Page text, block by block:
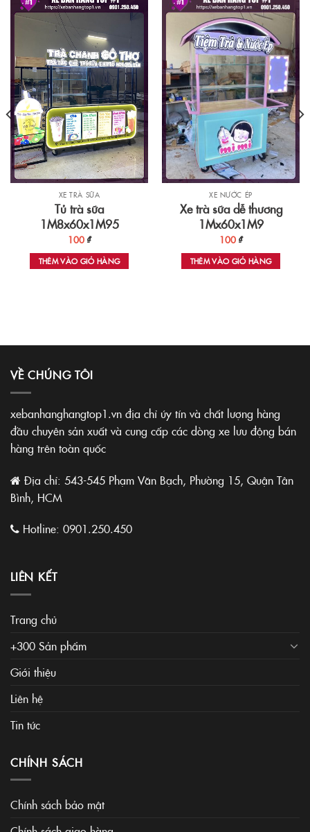
XE TRÀ SỮA
Tủ trà sữa
1M8x60x1M95
100 ₫
THÊM VÀO GIỎ HÀNG
XE NƯỚC ÉP
Xe trà sữa dễ thương
1Mx60x1M9
100 ₫
THÊM VÀO GIỎ HÀNG
VỀ CHÚNG TÔI
xebanhanghangtop1.vn địa chỉ úy tín và chất lượng hàng
đầu chuyên sản xuất và cung cấp các dòng xe lưu động bán
hàng trên toàn quốc
Địa chỉ: 543-545 Phạm Văn Bạch, Phường 15, Quận Tân
Bình, HCM
Hotline: 0901.250.450
LIÊN KẾT
Trang chủ
+300 Sản phẩm
Giới thiệu
Liên hệ
Tin tức
CHÍNH SÁCH
Chính sách bảo mật